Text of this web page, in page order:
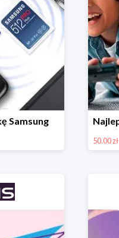
Samsung
50.00 zł